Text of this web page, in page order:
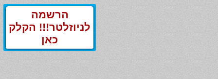
הרשמה
לניוזלטר!!! הקלק
כאן